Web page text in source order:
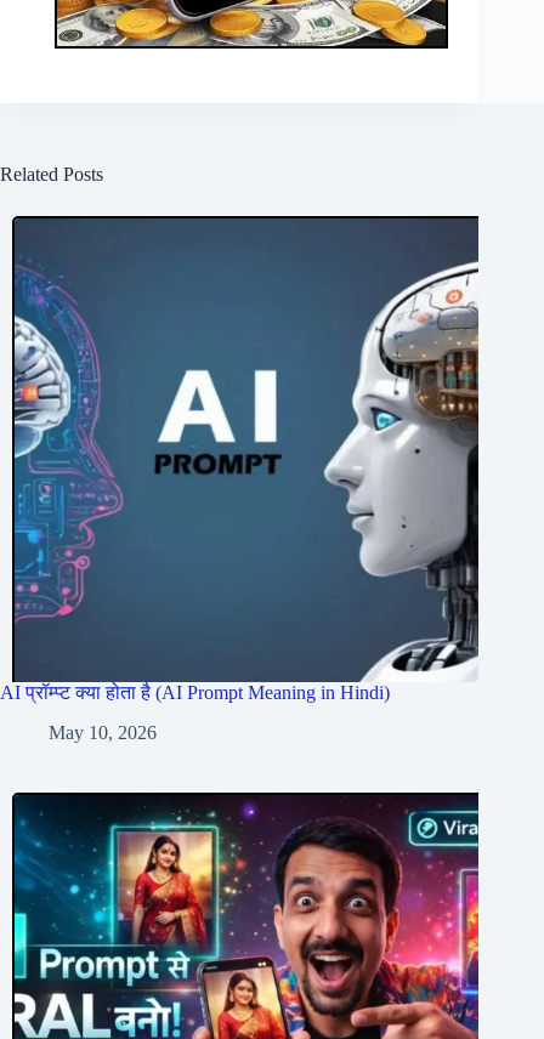
Related Posts
AI प्रॉम्प्ट क्या होता है (AI Prompt Meaning in Hindi)
May 10, 2026